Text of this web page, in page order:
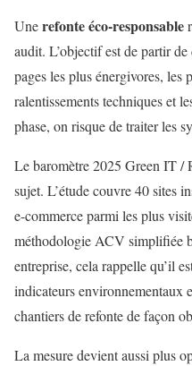
Unerefonte éco-responsable
audit. L’objectif est de partir
pages les plus énergivores,
ralentissements techniques et
phase, on risque de traiter les
Le baromètre 2025 Green IT /
sujet. L’étude couvre 40 sites
e-commerce parmi les plus
méthodologie ACV simplifiée
entreprise, cela rappelle qu’il
indicateurs environnementaux
chantiers de refonte de façon
La mesure devient aussi plus